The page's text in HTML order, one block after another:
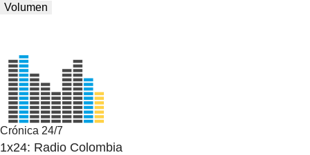
Volumen
Crónica 24/7
1x24: Radio Colombia